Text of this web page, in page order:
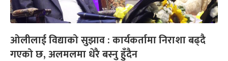
ओलीलाई विद्याको सुझाव : कार्यकर्तामा निराशा बढ्दै
गएको छ, अलमलमा धेरै बस्नु हुँदैन